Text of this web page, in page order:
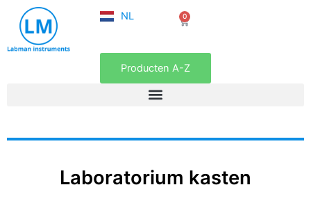
naar
NL
EN
0
Winkelwagen
Producten A-Z
Laboratorium kasten